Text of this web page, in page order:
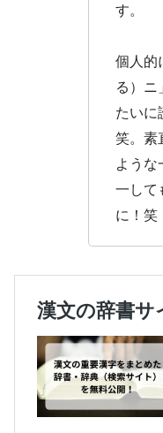
す。
個人的
る）ニ
たいに
笑。素
ような
一して
に！笑